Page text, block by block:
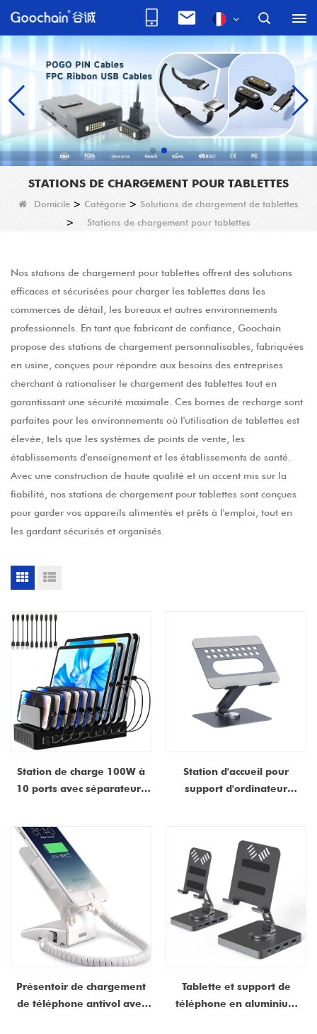
STATIONS DE CHARGEMENT POUR TABLETTES
Domicile > Catégorie > Solutions de chargement de tablettes
>
Stations de chargement pour tablettes
Nos stations de chargement pour tablettes offrent des solutions
efficaces et sécurisées pour charger les tablettes dans les
commerces de détail, les bureaux et autres environnements
professionnels. En tant que fabricant de confiance, Goochain
propose des stations de chargement personnalisables, fabriquées
en usine, conçues pour répondre aux besoins des entreprises
cherchant à rationaliser le chargement des tablettes tout en
garantissant une sécurité maximale. Ces bornes de recharge sont
parfaites pour les environnements où l'utilisation de tablettes est
élevée, tels que les systèmes de points de vente, les
établissements d'enseignement et les établissements de santé.
Avec une construction de haute qualité et un accent mis sur la
fiabilité, nos stations de chargement pour tablettes sont conçues
pour garder vos appareils alimentés et prêts à l'emploi, tout en
les gardant sécurisés et organisés.
Station de charge 100W à
10 ports avec séparateurs
et tablettes
Station d'accueil pour
support d'ordinateur
réglable | Hub USB-C 7-en-
1 pour MacBook | Fabricant
OEM/ODM
Présentoir de chargement
de téléphone antivol avec
Tablette et support de
téléphone en aluminium